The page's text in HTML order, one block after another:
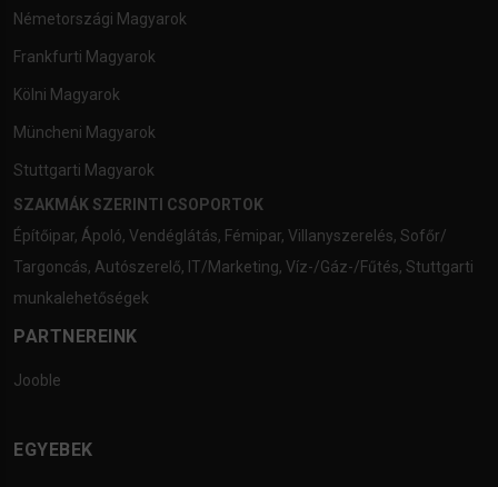
Németországi Magyarok
Frankfurti Magyarok
Kölni Magyarok
Müncheni Magyarok
Stuttgarti Magyarok
SZAKMÁK SZERINTI CSOPORTOK
Építőipar, Ápoló, Vendéglátás, Fémipar, Villanyszerelés, Sofőr/
Targoncás, Autószerelő, IT/Marketing, Víz-/Gáz-/Fűtés, Stuttgarti
munkalehetőségek
PARTNEREINK
Jooble
EGYEBEK